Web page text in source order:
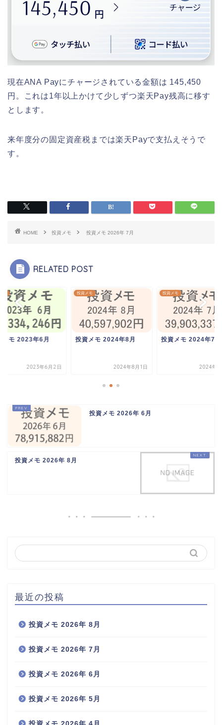
現在ANA Payにチャージされている金額は 145,450
円。これは1年以上かけて少しずつ楽天Pay残高に移す
とします。
来年度分の固定資産税までは楽天Payで支払えそうで
す。
HOME 投資メモ 投資メモ 2026年 7月
RELATED POST
メモ 2023年6月
2023年6月2日
投資メモ
投資メモ 2024年8月
2024年8月1日
投資メモ
投資メモ 2024年7月
2024年7
投資メモ 2026年 6月
投資メモ 2026年 8月
最近の投稿
投資メモ 2026年 8月
投資メモ 2026年 7月
投資メモ 2026年 6月
投資メモ 2026年 5月